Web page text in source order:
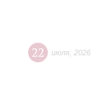
22 июля 2026